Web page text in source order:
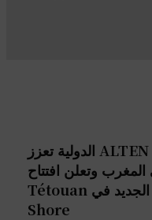
مجموعة ALTEN الدولية تعزز
المغرب وتعلن افتتاح
موقعها الجديد في Tétouan
Shore